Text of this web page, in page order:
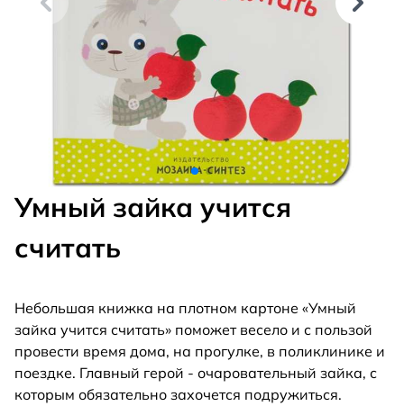
Умный зайка учится
считать
Небольшая книжка на плотном картоне «Умный
зайка учится считать» поможет весело и с пользой
провести время дома, на прогулке, в поликлинике и
поездке. Главный герой - очаровательный зайка, с
которым обязательно захочется подружиться.